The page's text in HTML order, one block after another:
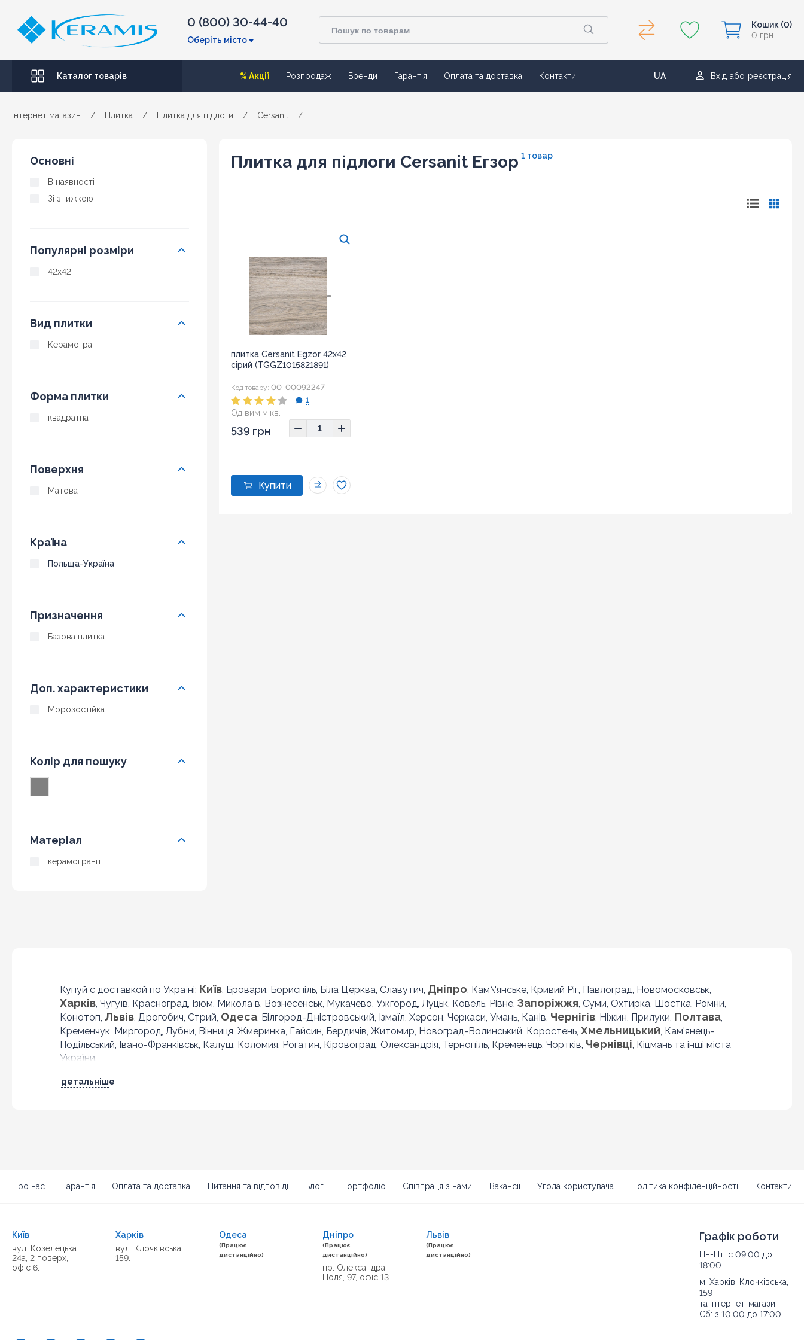
0 (800) 30-44-40
Оберіть місто
Кошик (0)
0 грн.
Каталог товарів % Акції Розпродаж Бренди Гарантія Оплата та доставка Контакти
UA
RU
Вхід або реєстрація
Інтернет магазин / Плитка / Плитка для підлоги / Cersanit /
Основні
В наявності
Зі знижкою
Популярні розміри
42x42
Вид плитки
Керамограніт
Форма плитки
квадратна
Поверхня
Матова
Країна
Польща-Україна
Призначення
Базова плитка
Доп. характеристики
Морозостійка
Колір для пошуку
Матеріал
керамограніт
Плитка для підлоги Cersanit Егзор 1 товар
плитка Cersanit Egzor 42x42
сірий (TGGZ1015821891)
Код товару: 00-00092247
Од вим:м.кв.
1
539 грн
Купуй с доставкой по Україні: Київ, Бровари, Бориспіль, Біла Церква, Славутич, Дніпро, Кам\'янське, Кривий Ріг, Павлоград, Новомосковськ,
Харків, Чугуїв, Красноград, Ізюм, Миколаїв, Вознесенськ, Мукачево, Ужгород, Луцьк, Ковель, Рівне, Запоріжжя, Суми, Охтирка, Шостка, Ромни,
Конотоп, Львів, Дрогобич, Стрий, Одеса, Білгород-Дністровський, Ізмаїл, Херсон, Черкаси, Умань, Канів, Чернігів, Ніжин, Прилуки, Полтава,
Кременчук, Миргород, Лубни, Вінниця, Жмеринка, Гайсин, Бердичів, Житомир, Новоград-Волинський, Коростень, Хмельницький, Кам'янець-
Подільський, Івано-Франківськ, Калуш, Коломия, Рогатин, Кіровоград, Олександрія, Тернопіль, Кременець, Чортків, Чернівці, Кіцмань та інші міста
України.
детальніше
Про нас Гарантія Оплата та доставка Питання та відповіді Блог Портфоліо Співпраця з нами Вакансії Угода користувача Політика конфіденційності Контакти
Київ
вул. Козелецька
24а, 2 поверх,
офіс 6.
Харків
вул. Клочківська,
159.
Одеса
(Працює
дистанційно)
Дніпро
(Працює
дистанційно)
пр. Олександра
Поля, 97, офіс 13.
Львів
(Працює
дистанційно)
Графік роботи
Пн-Пт: с 09:00 до
18:00
м. Харків, Клочківська,
159
та інтернет-магазин:
Сб: з 10:00 до 17:00